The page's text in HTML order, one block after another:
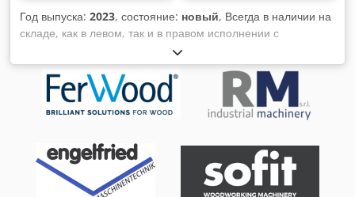
Год выпуска: 2023, состояние: новый, Всегда в наличии на
складе, как в левом, так и в правом исполнении с
моторизованной очисткой. Riedex DM-200 Мощность
двигателя 4,0 кВт Готов к подключению. Dedpfxsku Aibj
Aahekr Упаковано на поддоне! Готов к отправке. В качестве
альтернативы также предлагается очистка JET. Возможны
различные варианты исполнения ..... - с поворотным
брикетировочным прессом и т.д.